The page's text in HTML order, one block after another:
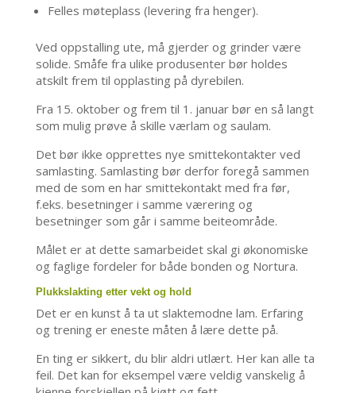
Felles møteplass (levering fra henger).
Ved oppstalling ute, må gjerder og grinder være
solide. Småfe fra ulike produsenter bør holdes
atskilt frem til opplasting på dyrebilen.
Fra 15. oktober og frem til 1. januar bør en så langt
som mulig prøve å skille værlam og saulam.
Det bør ikke opprettes nye smittekontakter ved
samlasting. Samlasting bør derfor foregå sammen
med de som en har smittekontakt med fra før,
f.eks. besetninger i samme værering og
besetninger som går i samme beiteområde.
Målet er at dette samarbeidet skal gi økonomiske
og faglige fordeler for både bonden og Nortura.
Plukkslakting etter vekt og hold
Det er en kunst å ta ut slaktemodne lam. Erfaring
og trening er eneste måten å lære dette på.
En ting er sikkert, du blir aldri utlært. Her kan alle ta
feil. Det kan for eksempel være veldig vanskelig å